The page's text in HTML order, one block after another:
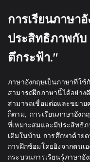
การเรียนภาษา
ประสิทธิภาพกับ
ตึกระฟ้า."
ภาษาอังกฤษเป็นภาษา
สามารถฝึกภาษานี้ได้อ
สามารถเชื่อมต่อและขย
ก็ตาม, การเรียนภาษาอังก
ที่เหมาะสมและมีประสิทธิ
เติมในบ้าน การศึกษาด้ว
การฝึกซ้อมโดยอิงจากตน
กระบวนการเรียนรู้ภาษาอั